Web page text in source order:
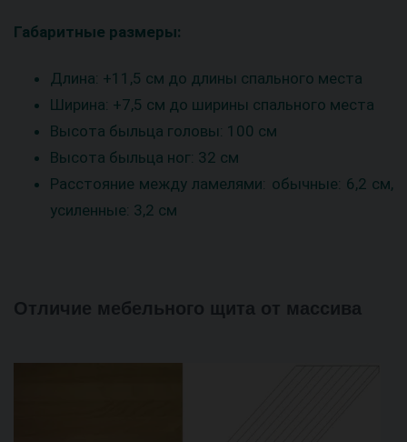
Габаритные размеры:
Длина: +11,5 см до длины спального места
Ширина: +7,5 см до ширины спального места
Высота быльца головы: 100 см
Высота быльца ног: 32 см
Расстояние между ламелями: обычные: 6,2 см,
усиленные: 3,2 см
Отличие мебельного щита от массива